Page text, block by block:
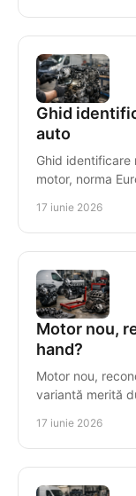
Ghid
auto
Ghid
motor, norma
17 iunie 2026
Motor nou,
hand?
Motor nou,
variantă merită
17 iunie 2026